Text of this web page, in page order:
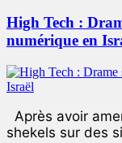
High Tech :
numérique en
Après avoir
shekels sur des